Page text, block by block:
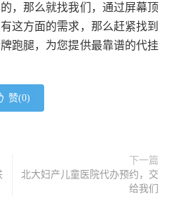
，那么就找我们，通过屏幕顶
这方面的需求，那么赶紧找到
跑腿，为您提供最靠谱的代挂
赞(0)
下一篇
北大妇产儿童医院代办预约，交
给我们